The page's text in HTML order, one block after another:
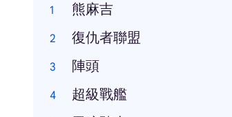
熊麻吉
復仇者聯盟
陣頭
超級戰艦